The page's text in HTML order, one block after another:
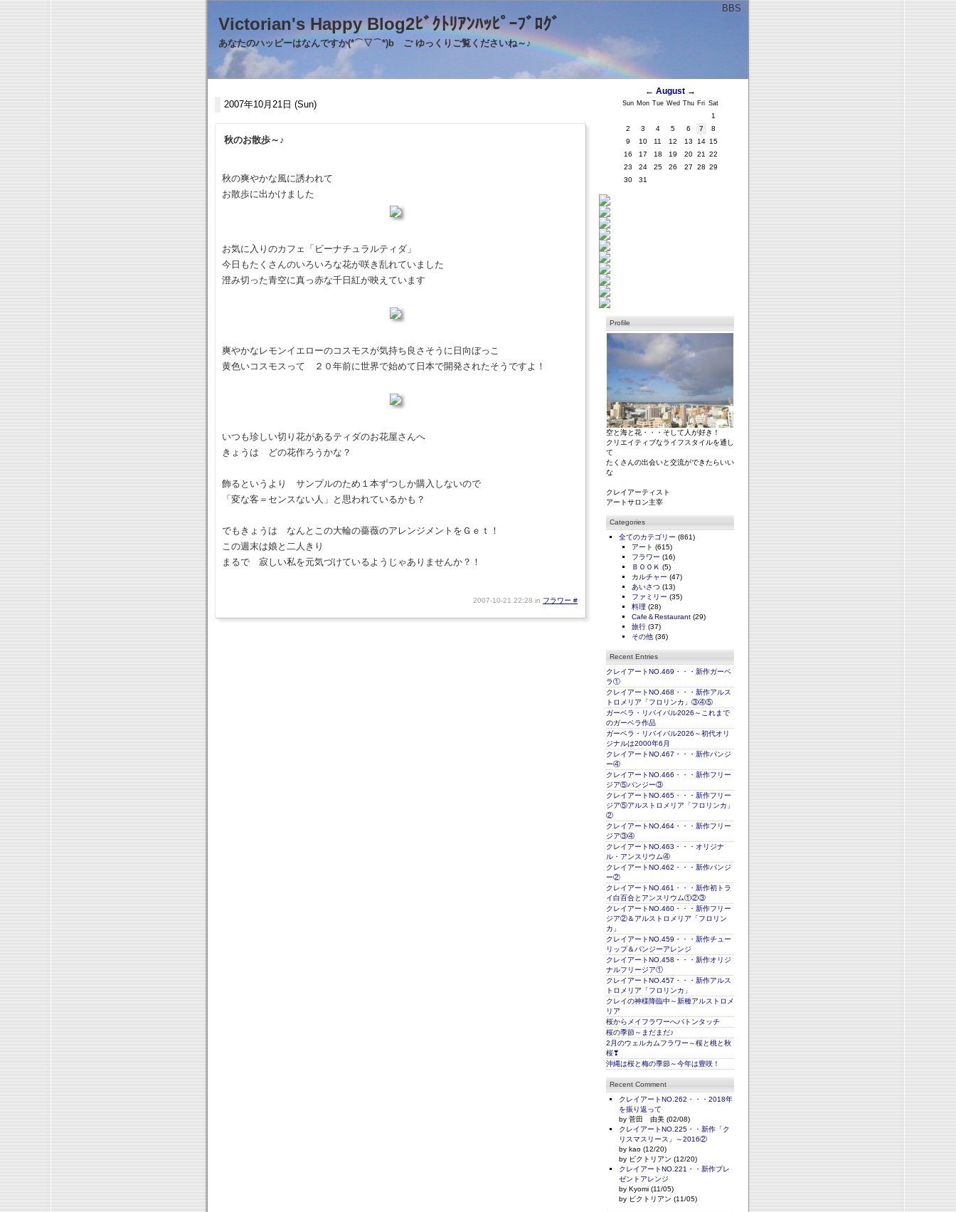
BBS
Victorian's Happy Blog2ﾋﾞｸﾄﾘｱﾝﾊｯﾋﾟｰﾌﾞﾛｸﾞ
あなたのハッピーはなんですか(*⌒▽⌒*)b ご ゆっくりご覧くださいね～♪
2007年10月21日 (Sun)
秋のお散歩～♪
秋の爽やかな風に誘われて
お散歩に出かけました
お気に入りのカフェ「ビーナチュラルティダ」
今日もたくさんのいろいろな花が咲き乱れていました
澄み切った青空に真っ赤な千日紅が映えています
爽やかなレモンイエローのコスモスが気持ち良さそうに日向ぼっこ
黄色いコスモスって ２０年前に世界で始めて日本で開発されたそうですよ！
いつも珍しい切り花があるティダのお花屋さんへ
きょうは どの花作ろうかな？
飾るというより サンプルのため１本ずつしか購入しないので
「変な客＝センスない人」と思われているかも？
でもきょうは なんとこの大輪の薔薇のアレンジメントをＧｅｔ！
この週末は娘と二人きり
まるで 寂しい私を元気づけているようじゃありませんか？！
2007-10-21 22:28 in フラワー #
← August→
Sun Mon Tue Wed Thu Fri Sat
1
2
3 4 5 6 7
8
9
10 11 12 13 14 15
16
17 18 19 20 21
22
23
24 25 26 27 28 29
30
31
Profile
空と海と花・・・そして人が好き！
クリエイティブなライフスタイルを通し
て
たくさんの出会いと交流ができたらいい
な
クレイアーティスト
アートサロン主宰
Categories
全てのカテゴリー (861)
アート (615)
フラワー (16)
ＢＯＯＫ (5)
カルチャー (47)
あいさつ (13)
ファミリー (35)
料理 (28)
Cafe＆Restaurant (29)
旅行 (37)
その他 (36)
Recent Entries
クレイアートNO.469・・・新作ガーベ
ラ①
クレイアートNO.468・・・新作アルス
トロメリア「フロリンカ」③④⑤
ガーベラ・リバイバル2026～これまで
のガーベラ作品
ガーベラ・リバイバル2026～初代オリ
ジナルは2000年6月
クレイアートNO.467・・・新作パンジ
ー④
クレイアートNO.466・・・新作フリー
ジア⑤パンジー③
クレイアートNO.465・・・新作フリー
ジア⑤アルストロメリア「フロリンカ」
②
クレイアートNO.464・・・新作フリー
ジア③④
クレイアートNO.463・・・オリジナ
ル・アンスリウム④
クレイアートNO.462・・・新作パンジ
ー②
クレイアートNO.461・・・新作初トラ
イ白百合とアンスリウム①②③
クレイアートNO.460・・・新作フリー
ジア②＆アルストロメリア「フロリン
カ」
クレイアートNO.459・・・新作チュー
リップ＆パンジーアレンジ
クレイアートNO.458・・・新作オリジ
ナルフリージア①
クレイアートNO.457・・・新作アルス
トロメリア「フロリンカ」
クレイの神様降臨中～新種アルストロメ
リア
桜からメイフラワーへバトンタッチ
桜の季節～まだまだ♪
2月のウェルカムフラワー～桜と桃と秋
桜❣
沖縄は桜と梅の季節～今年は豊咲！
Recent Comment
クレイアートNO.262・・・2018年
を振り返って
by 菅田 由美 (02/08)
クレイアートNO.225・・新作「ク
リスマスリース」～2016②
by kao (12/20)
by ビクトリアン (12/20)
クレイアートNO.221・・新作プレ
ゼントアレンジ
by Kyomi (11/05)
by ビクトリアン (11/05)